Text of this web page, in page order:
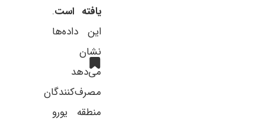
یافته است.
این داده‌ها
نشان
می‌دهد
مصرف‌کنندگان
منطقه یورو